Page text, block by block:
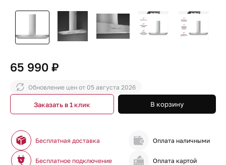
65 990 ₽
Обновление цен от 05 августа 2026
В корзину
Заказать в 1 клик
Бесплатная доставка
Бесплатное подключение
Оплата наличными
Оплата картой